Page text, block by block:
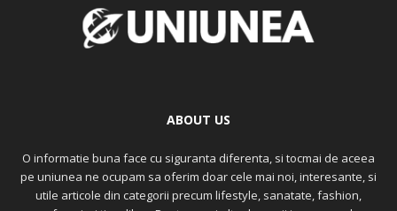
ABOUT US
O informatie buna face cu siguranta diferenta, si tocmai de aceea
pe uniunea ne ocupam sa oferim doar cele mai noi, interesante, si
utile articole din categorii precum lifestyle, sanatate, fashion,